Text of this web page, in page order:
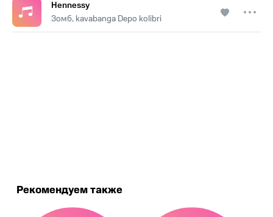
Hennessy
Зомб, kavabanga Depo kolibri
Рекомендуем также